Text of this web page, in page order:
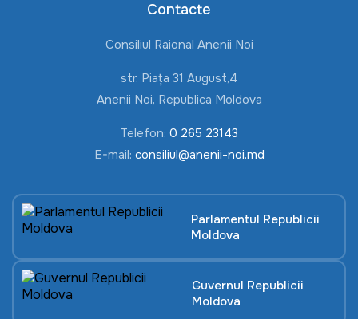
Contacte
Consiliul Raional Anenii Noi
str. Piața 31 August,4
Anenii Noi, Republica Moldova
Telefon: 0 265 23143
E-mail: consiliul@anenii-noi.md
Parlamentul Republicii
Moldova
Guvernul Republicii
Moldova